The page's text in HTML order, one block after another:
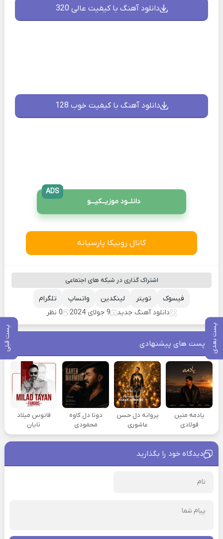
پست بعدی پست قبلی
دانلود آهنگ با کیفیت عالی 320
دانلود آهنگ با کیفیت خوب 128
دانلــود موزیــکیـــو
ADS
کانال روبیکا پارسیانه
اشتراک گذاری در شبکه های اجتماعی
تلگرام واتساپ لینکدین تویتر
فیسوک
دانلود آهنگ جدید
9 جولای 2024 0 نظر
پست های پیشنهادی
یادمه متین
فولادی
پروانه دل حسن
عاشوری
دوتا دل کاوه
محمودی
فانوس میلاد
تایان
دیدگاه خود را بگذارید